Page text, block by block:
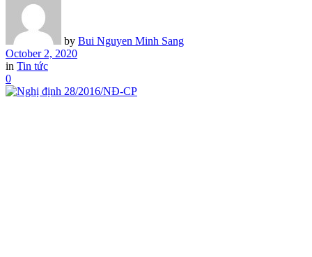
by Bui Nguyen Minh Sang
October 2, 2020
in Tin tức
0